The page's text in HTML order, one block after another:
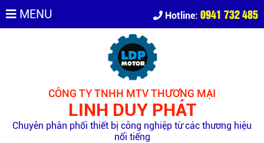
MENU Hotline: 0941 732 485
CÔNG TY TNHH MTV THƯƠNG MẠI
LINH DUY PHÁT
Chuyên phân phối thiết bị công nghiệp từ các thương hiệu
nổi tiếng